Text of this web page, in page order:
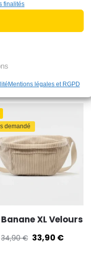
finalités
Mentions légales et RGPD
69,90€ 68,90€
demandé
XL Velours
34,90€ 33,90 €